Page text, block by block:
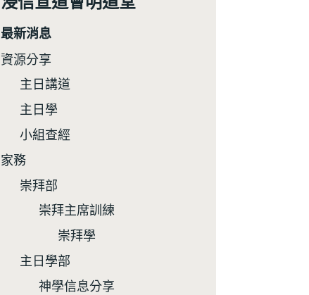
最新消息
資源分享
主日講道
主日學
小組查經
家務
崇拜部
崇拜主席訓練
崇拜學
主日學部
神學信息分享